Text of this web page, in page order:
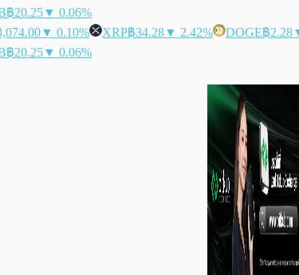
฿20.25▼ 0.06%
▼ 0.10% XRP฿34.28▼ 2.42% DOGE฿2.28
฿20.25▼ 0.06%